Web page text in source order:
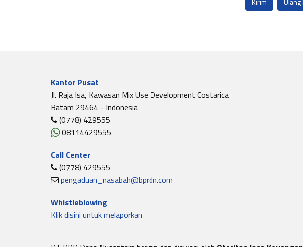
Kantor Pusat
Jl. Raja Isa, Kawasan Mix Use Development Costarica
Batam 29464 - Indonesia
(0778) 429555
08114429555
Call Center
(0778) 429555
pengaduan_nasabah@bprdn.com
Whistleblowing
Klik disini untuk melaporkan